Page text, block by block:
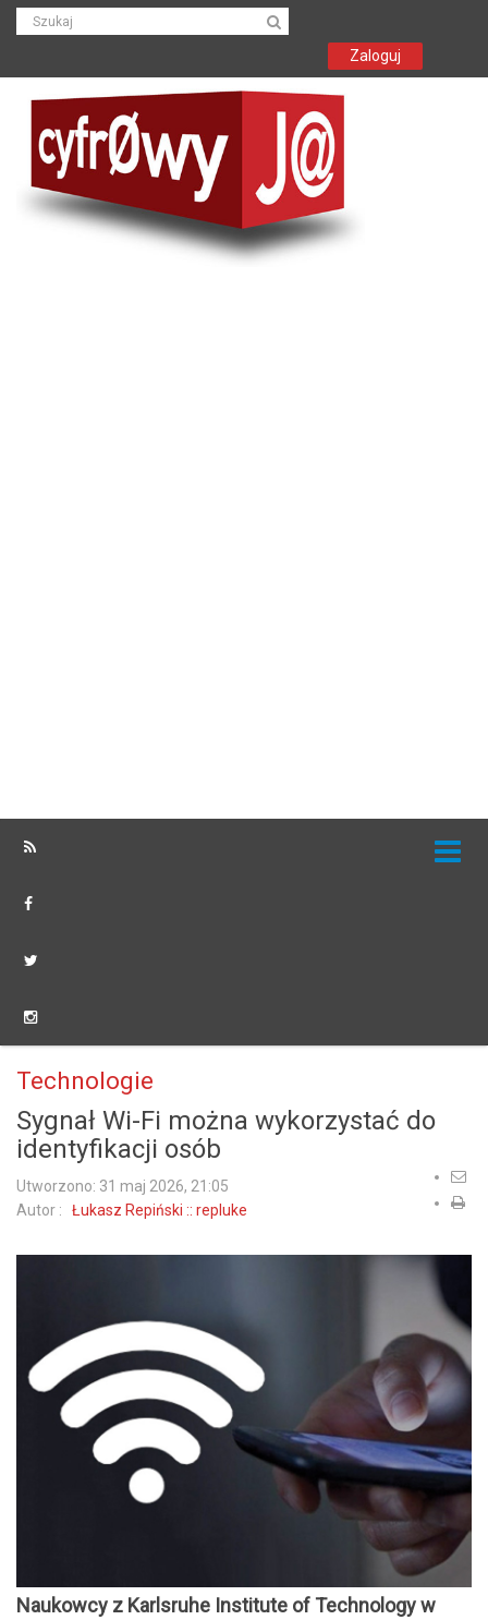
Zaloguj
Technologie
Sygnał Wi-Fi można wykorzystać do
identyfikacji osób
Utworzono: 31 maj 2026, 21:05
Autor : Łukasz Repiński :: repluke
Naukowcy z Karlsruhe Institute of Technology w